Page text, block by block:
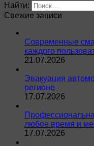
Найти:
Свежие записи
Современные
каждого
21.07.2026
Эвакуация
регионе
17.07.2026
любое время и
17.07.2026